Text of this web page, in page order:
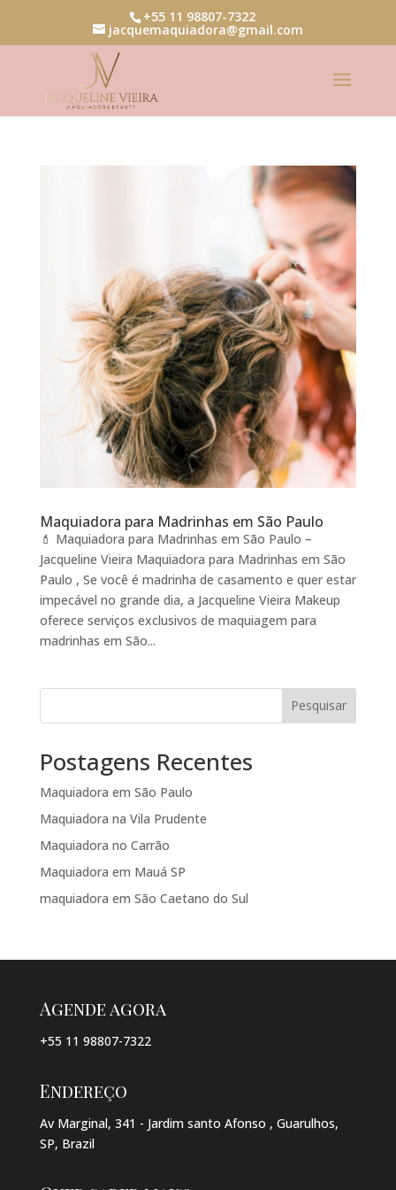
+55 11 98807-7322
jacquemaquiadora@gmail.com
Maquiadora para Madrinhas em São Paulo
💄 Maquiadora para Madrinhas em São Paulo –
Jacqueline Vieira Maquiadora para Madrinhas em São
Paulo , Se você é madrinha de casamento e quer estar
impecável no grande dia, a Jacqueline Vieira Makeup
oferece serviços exclusivos de maquiagem para
madrinhas em São...
Pesquisar
Postagens Recentes
Maquiadora em São Paulo
Maquiadora na Vila Prudente
Maquiadora no Carrão
Maquiadora em Mauá SP
maquiadora em São Caetano do Sul
Agende agora
+55 11 98807-7322
Endereço
Av Marginal, 341 - Jardim santo Afonso , Guarulhos,
SP, Brazil